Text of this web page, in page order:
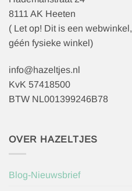
8111 AK Heeten
( Let op! Dit is een webwinkel,
géén fysieke winkel)
info@hazeltjes.nl
KvK 57418500
BTW NL001399246B78
OVER HAZELTJES
Blog-Nieuwsbrief